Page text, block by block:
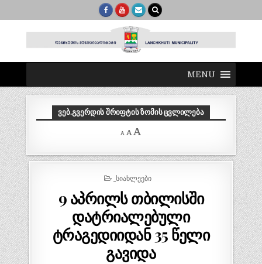
MENU
ᲕᲔᲑ.ᲒᲕᲔᲠᲓᲘᲡ ᲨᲠᲘᲤᲢᲘᲡ ᲖᲝᲛᲘᲡ ᲪᲕᲚᲘᲚᲔᲑᲐ
A
Decrease
font
A Reset
A
size.
POSTED
_ᲡᲘᲐᲮᲚᲔᲔᲑᲘ
9 აპრილს თბილისში
დატრიალებული
ტრაგედიიდან 35 წელი
გავიდა